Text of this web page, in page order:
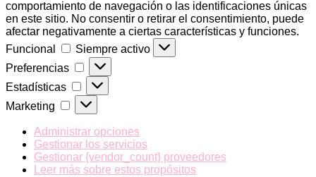
comportamiento de navegación o las identificaciones únicas
en este sitio. No consentir o retirar el consentimiento, puede
afectar negativamente a ciertas características y funciones.
Funcional
Funcional
Siempre activo
Preferencias
Preferencias
Estadísticas Estadísticas
Marketing Marketing
Administrar opciones
Gestionar los servicios
Gestionar {vendor_count} proveedores
Leer más sobre estos propósitos